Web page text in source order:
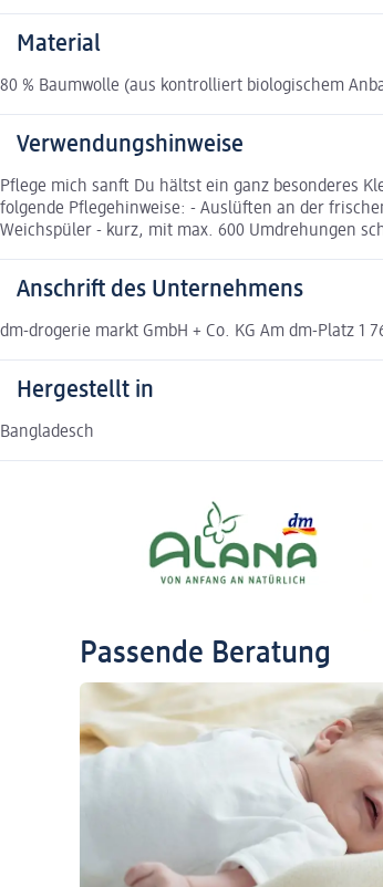
Material
80 % Baumwolle (aus kontrolliert biologischem
Verwendungshinweise
Pflege mich sanft Du hältst ein ganz besonderes
folgende Pflegehinweise: - Auslüften an der
Weichspüler - kurz, mit max. 600 Umdrehungen
Anschrift des Unternehmens
dm-drogerie markt GmbH + Co. KG Am dm-Platz 1
Hergestellt in
Bangladesch
Passende Beratung